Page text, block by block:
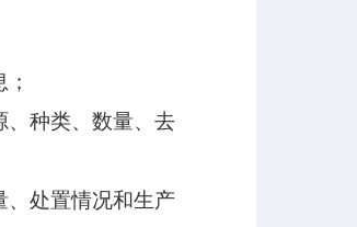
种类、数量、去
处置情况和生产